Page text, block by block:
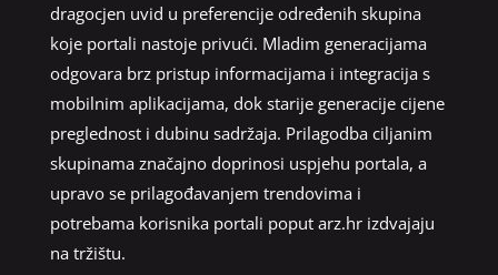
dragocjen uvid u preferencije određenih skupina
koje portali nastoje privući. Mladim generacijama
odgovara brz pristup informacijama i integracija s
mobilnim aplikacijama, dok starije generacije cijene
preglednost i dubinu sadržaja. Prilagodba ciljanim
skupinama značajno doprinosi uspjehu portala, a
upravo se prilagođavanjem trendovima i
potrebama korisnika portali poput arz.hr izdvajaju
na tržištu.